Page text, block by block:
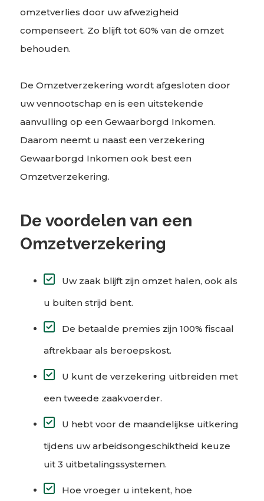
omzetverlies door uw afwezigheid
compenseert. Zo blijft tot 60% van de omzet
behouden.
De Omzetverzekering wordt afgesloten door
uw vennootschap en is een uitstekende
aanvulling op een Gewaarborgd Inkomen.
Daarom neemt u naast een verzekering
Gewaarborgd Inkomen ook best een
Omzetverzekering.
De voordelen van een
Omzetverzekering
Uw zaak blijft zijn omzet halen, ook als
u buiten strijd bent.
De betaalde premies zijn 100% fiscaal
aftrekbaar als beroepskost.
U kunt de verzekering uitbreiden met
een tweede zaakvoerder.
U hebt voor de maandelijkse uitkering
tijdens uw arbeidsongeschiktheid keuze
uit 3 uitbetalingssystemen.
Hoe vroeger u intekent, hoe